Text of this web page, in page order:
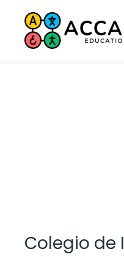
Saltar
contenido
Colegio de